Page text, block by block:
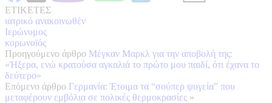
ΕΤΙΚΕΤΕΣ
ιατρικό ανακοινωθέν
Ιερώνυμος
κορωνοϊός
Προηγούμενο άρθρο Μέγκαν Μαρκλ για την αποβολή της:
«Ήξερα, ενώ κρατούσα αγκαλιά το πρώτο μου παιδί, ότι έχανα το
δεύτερο»
Επόμενο άρθρο Γερμανία: Έτοιμα τα “σούπερ ψυγεία” που
μεταφέρουν εμβόλια σε πολικές θερμοκρασίες »